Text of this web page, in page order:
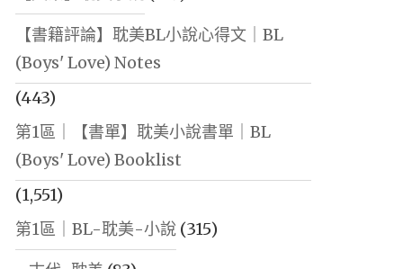
【書籍評論】耽美BL小說心得文｜BL
(Boys' Love) Notes
(443)
第1區｜【書單】耽美小說書單｜BL
(Boys' Love) Booklist
(1,551)
第1區｜BL-耽美-小說(315)